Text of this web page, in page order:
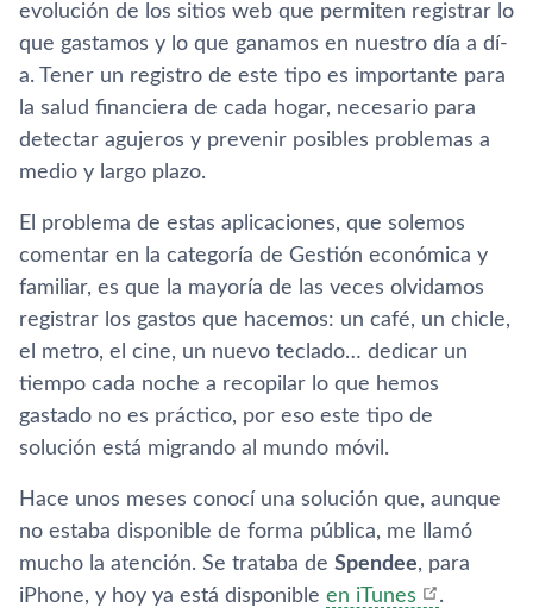
evolución de los sitios web que permiten registrar lo
que gastamos y lo que ganamos en nuestro dí­a a dí­
a. Tener un registro de este tipo es importante para
la salud financiera de cada hogar, necesario para
detectar agujeros y prevenir posibles problemas a
medio y largo plazo.
El problema de estas aplicaciones, que solemos
comentar en la categorí­a de Gestión económica y
familiar, es que la mayorí­a de las veces olvidamos
registrar los gastos que hacemos: un café, un chicle,
el metro, el cine, un nuevo teclado… dedicar un
tiempo cada noche a recopilar lo que hemos
gastado no es práctico, por eso este tipo de
solución está migrando al mundo móvil.
Hace unos meses conocí­ una solución que, aunque
no estaba disponible de forma pública, me llamó
mucho la atención. Se trataba de Spendee, para
iPhone, y hoy ya está disponible en iTunes .